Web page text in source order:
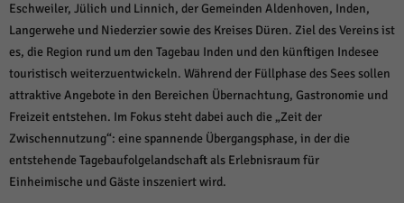
Eschweiler, Jülich und Linnich, der Gemeinden Aldenhoven, Inden,
Langerwehe und Niederzier sowie des Kreises Düren. Ziel des Vereins ist
es, die Region rund um den Tagebau Inden und den künftigen Indesee
touristisch weiterzuentwickeln. Während der Füllphase des Sees sollen
attraktive Angebote in den Bereichen Übernachtung, Gastronomie und
Freizeit entstehen. Im Fokus steht dabei auch die „Zeit der
Zwischennutzung“: eine spannende Übergangsphase, in der die
entstehende Tagebaufolgelandschaft als Erlebnisraum für
Einheimische und Gäste inszeniert wird.